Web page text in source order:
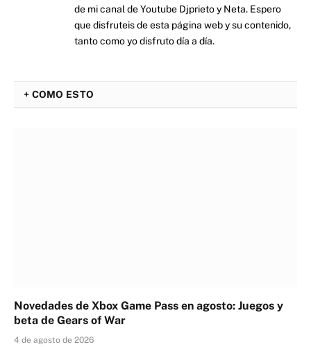
de mi canal de Youtube Djprieto y Neta. Espero
que disfruteis de esta página web y su contenido,
tanto como yo disfruto día a día.
+ COMO ESTO
Novedades de Xbox Game Pass en agosto: Juegos y
beta de Gears of War
4 de agosto de 2026